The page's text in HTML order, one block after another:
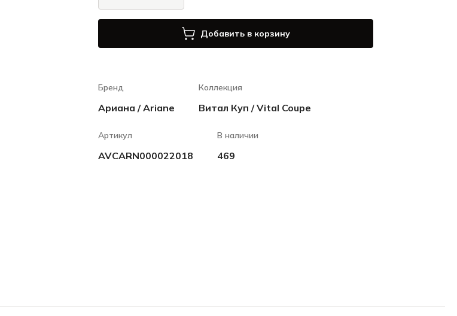
Добавить в корзину
Бренд
Ариана / Ariane
Коллекция
Витал Куп / Vital Coupe
Артикул
AVCARN000022018
В наличии
469